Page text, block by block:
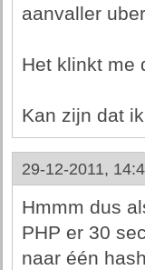
aanvaller
Het klinkt me
Kan zijn dat
29-12-2011,
Hmmm dus
PHP er 30
naar één